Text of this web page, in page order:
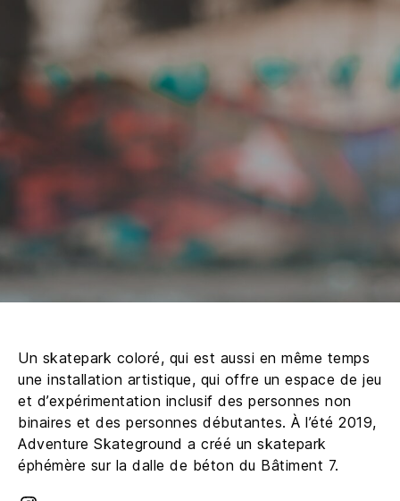
Un skatepark coloré, qui est aussi en même temps
une installation artistique, qui offre un espace de jeu
et d’expérimentation inclusif des personnes non
binaires et des personnes débutantes. À l’été 2019,
Adventure Skateground a créé un skatepark
éphémère sur la dalle de béton du Bâtiment 7.